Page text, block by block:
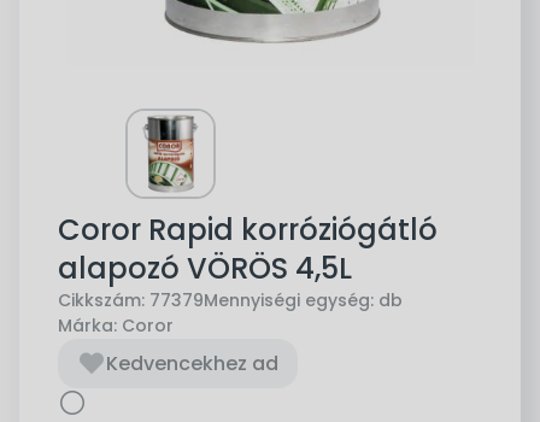
Coror Rapid korróziógátló
alapozó VÖRÖS 4,5L
Cikkszám: 77379Mennyiségi egység: db
Márka: Coror
Kedvencekhez ad